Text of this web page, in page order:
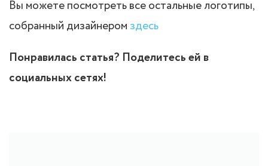
Вы можете посмотреть все остальные логотипы,
собранный дизайнеромздесь
Понравилась статья? Поделитесь ей в
социальных сетях!